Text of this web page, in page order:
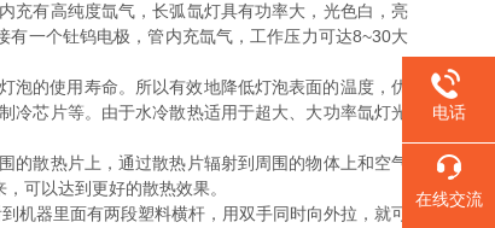
有高纯度氙气，长弧氙灯具有功率大，光色白，亮
有一个钍钨电极，管内充氙气，工作压力可达8~30大
的使用寿命。所以有效地降低灯泡表面的温度，优
芯片等。由于水冷散热适用于超大、大功率氙灯光
散热片上，通过散热片辐射到周围的物体上和空气
可以达到更好的散热效果。
机器里面有两段塑料横杆，用双手同时向外拉，就可
电话
在线交流